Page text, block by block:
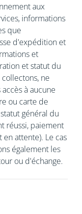
aux
informations
que
d'expédition et
et
et statut du
ne
à aucune
ou carte de
général du
réussi, paiement
attente). Le cas
également les
ou d'échange.